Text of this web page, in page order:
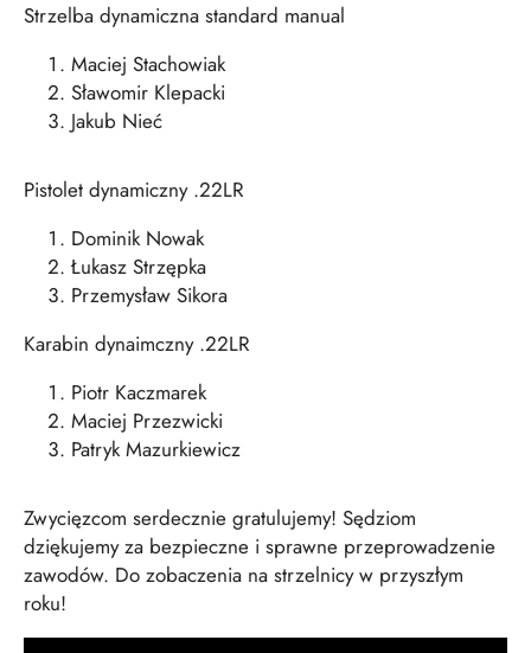
Strzelba dynamiczna standard manual
Maciej Stachowiak
Sławomir Klepacki
Jakub Nieć
Pistolet dynamiczny .22LR
Dominik Nowak
Łukasz Strzępka
Przemysław Sikora
Karabin dynaimczny .22LR
Piotr Kaczmarek
Maciej Przezwicki
Patryk Mazurkiewicz
Zwycięzcom serdecznie gratulujemy! Sędziom
dziękujemy za bezpieczne i sprawne przeprowadzenie
zawodów. Do zobaczenia na strzelnicy w przyszłym
roku!